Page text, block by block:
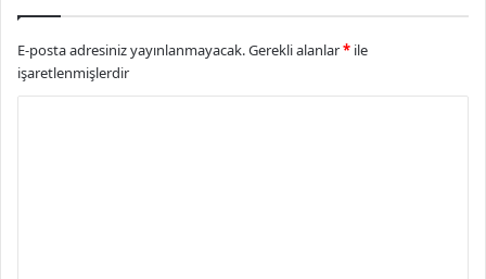
E-posta adresiniz yayınlanmayacak.Gerekli alanlar* ile
işaretlenmişlerdir